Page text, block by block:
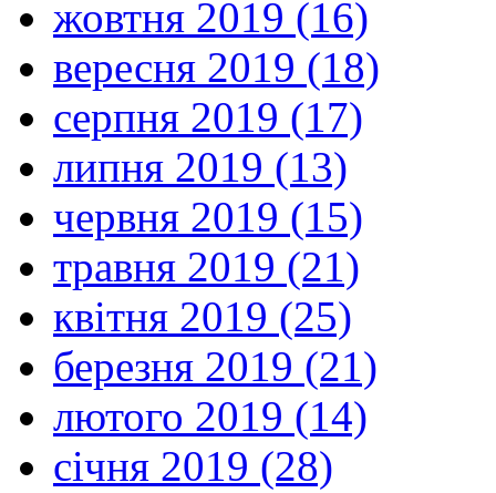
жовтня 2019 (16)
вересня 2019 (18)
серпня 2019 (17)
липня 2019 (13)
червня 2019 (15)
травня 2019 (21)
квітня 2019 (25)
березня 2019 (21)
лютого 2019 (14)
січня 2019 (28)